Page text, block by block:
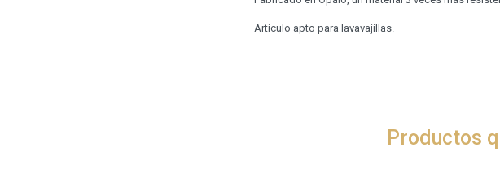
Artículo apto para lavavajillas.
Productos